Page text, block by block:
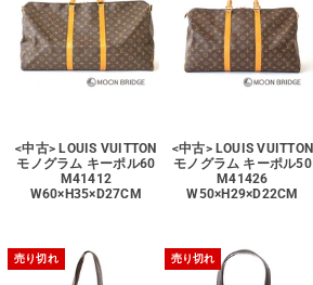
<中古> LOUIS VUITTON
モノグラム キーポル60
M41412
W60×H35×D27CM
<中古> LOUIS VUITTON
モノグラム キーポル50
M41426
W50×H29×D22CM
売り切れ 売り切れ